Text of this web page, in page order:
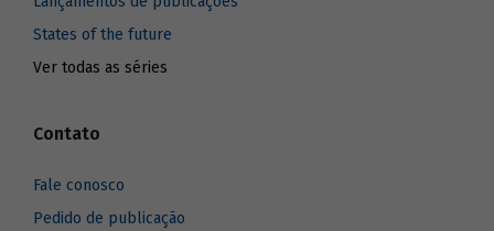
States of the future
Ver todas as séries
Contato
Fale conosco
Pedido de publicação